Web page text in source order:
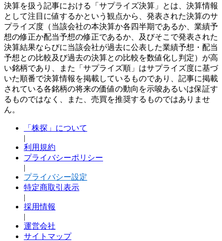
決算を扱う記事における「サプライズ決算」とは、決算情報
として注目に値するかという観点から、発表された決算のサ
プライズ度（当該会社の本決算か各四半期であるか、業績予
想の修正か配当予想の修正であるか、及びそこで発表された
決算結果ならびに当該会社が過去に公表した業績予想・配当
予想との比較及び過去の決算との比較を数値化し判定）が高
い銘柄であり、また「サプライズ順」はサプライズ度に基づ
いた順番で決算情報を掲載しているものであり、記事に掲載
されている各銘柄の将来の価値の動向を示唆あるいは保証す
るものではなく、また、売買を推奨するものではありませ
ん。
「株探」について
|
利用規約
プライバシーポリシー
|
プライバシー設定
特定商取引表示
|
採用情報
|
運営会社
サイトマップ